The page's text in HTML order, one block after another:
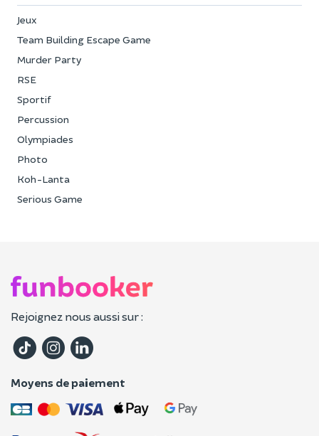
Jeux
Team Building Escape Game
Murder Party
RSE
Sportif
Percussion
Olympiades
Photo
Koh-Lanta
Serious Game
Rejoignez nous aussi sur :
Moyens de paiement